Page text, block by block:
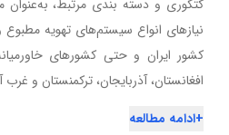
کتگوری و دسته بندی مرتبط، به‌عنوان
نیازهای انواع سیستم‌های تهویه
کشور ایران و حتی کشورهای
افغانستان، آذربایجان، ترکمنستان و
+ادامه مطالعه